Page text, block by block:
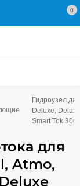
0
Гидроузел
Deluxe,
Smart Tok
для
Atmo,